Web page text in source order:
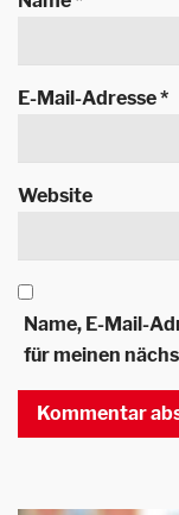
E-Mail-Adresse*
Website
Name, E-Mail-
für meinen